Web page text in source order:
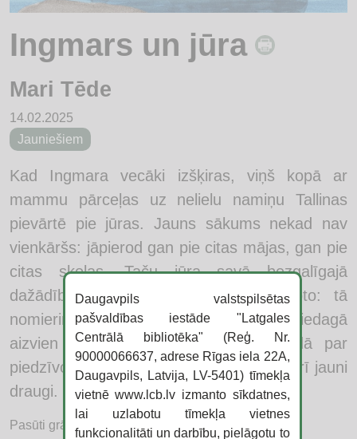
Ingmars un jūra
Mari Tēde
14.02.2025
Jauniešiem
Kad Ingmara vecāki izšķiras, viņš kopā ar
mammu pārceļas uz nelielu namiņu Tallinas
pievārtē pie jūras. Jauns sākums nekad nav
vienkāršs: jāpierod gan pie citas mājas, gan pie
citas skolas. Taču jūra savā bezgalīgajā
dažādībā kļūst par Ingmara sabiedroto: tā
nomierina, uzmundrina, iznes piemājas liedagā
aizvien jaunums pārsteigumus un gādā par
piedzīvojumiem. Drīz zēna dzīvē ienāk arī jauni
draugi.
Pasūti grāmatu:
Daugavpils valstspilsētas
pašvaldības iestāde "Latgales
Centrālā bibliotēka" (Reģ. Nr.
90000066637, adrese Rīgas iela 22A,
Daugavpils, Latvija, LV-5401) tīmekļa
vietnē www.lcb.lv izmanto sīkdatnes,
lai uzlabotu tīmekļa vietnes
funkcionalitāti un darbību, pielāgotu to